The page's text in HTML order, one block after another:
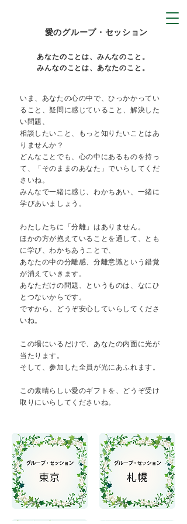
愛のグループ・セッション
あなたのことは、みんなのこと。
みんなのことは、あなたのこと。
いま、あなたの心の中で、ひっかかってい
ること、疑問に感じていること、解決した
い問題、
相談したいこと、もっと知りたいことはあ
りませんか？
どんなことでも、心の中にあるものを持っ
て、「そのままのあなた」でいらしてくだ
さいね。
みんなで一緒に感じ、わかちあい、一緒に
学びあいましょう。
わたしたちに「分離」はありません。
ほかの方が抱えていることを通して、とも
に学び、わかちあうことで、
あなたの中の分離感、分離意識という錯覚
が消えていきます。
あなただけの問題、というものは、なにひ
とつないからです。
ですから、どうぞ安心していらしてくださ
いね。
この場にいるだけで、あなたの内面に光が
当たります。
そして、参加した全員が光にあふれます。
この素晴らしい愛のギフトを、どうぞ受け
取りにいらしてくださいね。